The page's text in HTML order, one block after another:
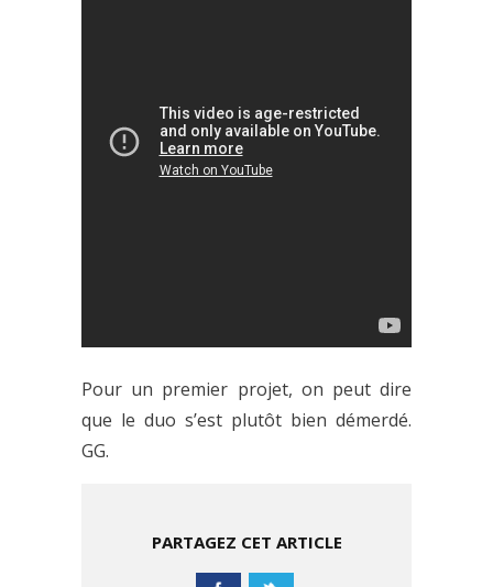
Pour un premier projet, on peut dire
que le duo s’est plutôt bien démerdé.
GG.
PARTAGEZ CET ARTICLE